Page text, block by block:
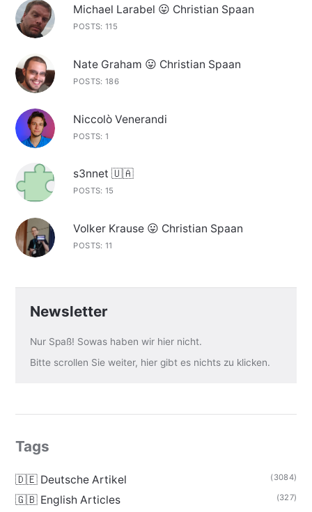
Michael Larabel 😛 Christian Spaan
POSTS: 115
Nate Graham 😛 Christian Spaan
POSTS: 186
Niccolò Venerandi
POSTS: 1
s3nnet 🇺🇦
POSTS: 15
Volker Krause 😛 Christian Spaan
POSTS: 11
Newsletter
Nur Spaß! Sowas haben wir hier nicht.
Bitte scrollen Sie weiter, hier gibt es nichts zu klicken.
Tags
🇩🇪 Deutsche Artikel (3084)
🇬🇧 English Articles (327)